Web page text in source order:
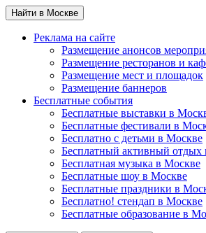
Найти в Москве
Реклама на сайте
Размещение анонсов
Размещение ресторанов и
Размещение мест и площадок
Размещение баннеров
Бесплатные события
Бесплатные выставки в
Бесплатные фестивали в
Бесплатно с детьми в Москве
Бесплатный активный отдых
Бесплатная музыка в Москве
Бесплатные шоу в Москве
Бесплатные праздники в
Бесплатно! стендап в Москве
Бесплатные образование в